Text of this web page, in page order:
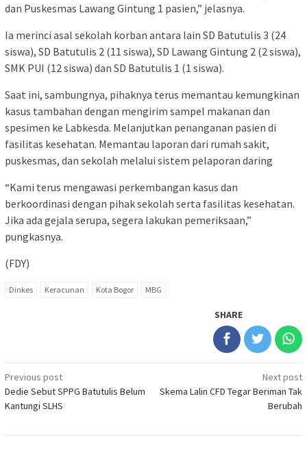
dan Puskesmas Lawang Gintung 1 pasien,” jelasnya.
Ia merinci asal sekolah korban antara lain SD Batutulis 3 (24
siswa), SD Batutulis 2 (11 siswa), SD Lawang Gintung 2 (2 siswa),
SMK PUI (12 siswa) dan SD Batutulis 1 (1 siswa).
Saat ini, sambungnya, pihaknya terus memantau kemungkinan
kasus tambahan dengan mengirim sampel makanan dan
spesimen ke Labkesda. Melanjutkan penanganan pasien di
fasilitas kesehatan. Memantau laporan dari rumah sakit,
puskesmas, dan sekolah melalui sistem pelaporan daring
“Kami terus mengawasi perkembangan kasus dan
berkoordinasi dengan pihak sekolah serta fasilitas kesehatan.
Jika ada gejala serupa, segera lakukan pemeriksaan,”
pungkasnya.
(FDY)
Dinkes Keracunan Kota Bogor MBG
SHARE
Post
navigation
Previous post
Dedie Sebut SPPG Batutulis Belum
Kantungi SLHS
Next post
Skema Lalin CFD Tegar Beriman Tak
Berubah